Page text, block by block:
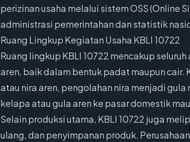
perizinan usaha melalui sistem OSS (Online
administrasi pemerintahan dan statistik
Ruang Lingkup Kegiatan Usaha KBLI 10722
Ruang lingkup KBLI 10722 mencakup
aren, baik dalam bentuk padat maupun
atau nira aren, pengolahan nira menjadi
kelapa atau gula aren ke pasar domestik
Selain produksi utama, KBLI 10722 juga
ulang, dan penyimpanan produk.